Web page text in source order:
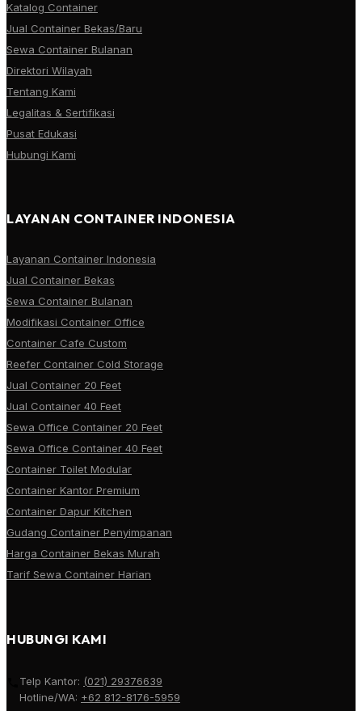
Katalog Container
Jual Container Bekas/Baru
Sewa Container Bulanan
Direktori Wilayah
Tentang Kami
Legalitas & Sertifikasi
Pusat Edukasi
Hubungi Kami
LAYANAN CONTAINER INDONESIA
Layanan Container Indonesia
Jual Container Bekas
Sewa Container Bulanan
Modifikasi Container Office
Container Cafe Custom
Reefer Container Cold Storage
Jual Container 20 Feet
Jual Container 40 Feet
Sewa Office Container 20 Feet
Sewa Office Container 40 Feet
Container Toilet Modular
Container Kantor Premium
Container Dapur Kitchen
Gudang Container Penyimpanan
Harga Container Bekas Murah
Tarif Sewa Container Harian
HUBUNGI KAMI
Telp Kantor: (021) 29376639
Hotline/WA: +62 812-8176-5959